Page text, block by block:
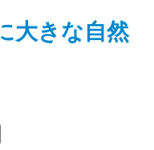
大きな自然